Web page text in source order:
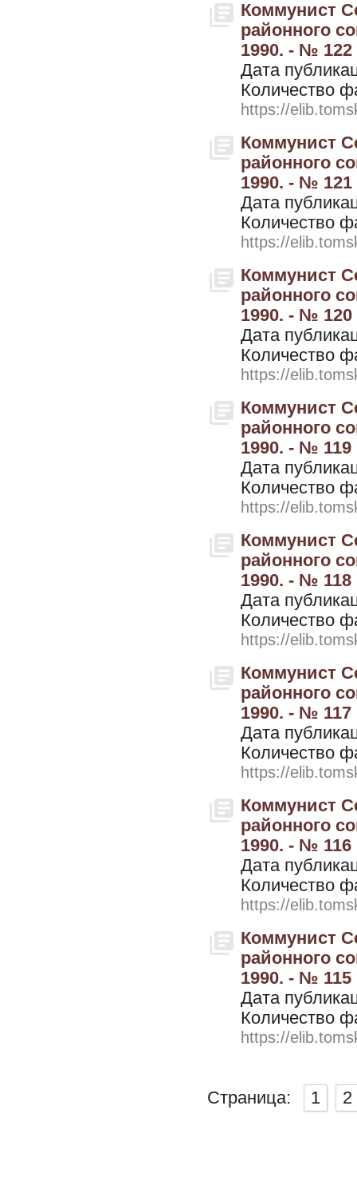
Коммунист
районного
1990. - № 122
Дата
Количество
https://
Коммунист
районного
1990. - № 121
Дата
Количество
https://
Коммунист
районного
1990. - № 120
Дата
Количество
https://
Коммунист
районного
1990. - № 119
Дата
Количество
https://
Коммунист
районного
1990. - № 118
Дата
Количество
https://
Коммунист
районного
1990. - № 117
Дата
Количество
https://
Коммунист
районного
1990. - № 116
Дата
Количество
https://
Коммунист
районного
1990. - № 115
Дата
Количество
https://
Страница: 1 2